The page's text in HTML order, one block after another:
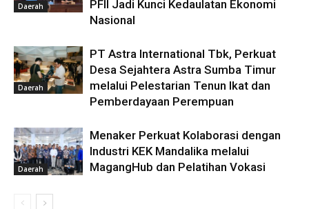
Daerah
PFII Jadi Kunci Kedaulatan Ekonomi
Nasional
Daerah
PT Astra International Tbk, Perkuat
Desa Sejahtera Astra Sumba Timur
melalui Pelestarian Tenun Ikat dan
Pemberdayaan Perempuan
Daerah
Menaker Perkuat Kolaborasi dengan
Industri KEK Mandalika melalui
MagangHub dan Pelatihan Vokasi